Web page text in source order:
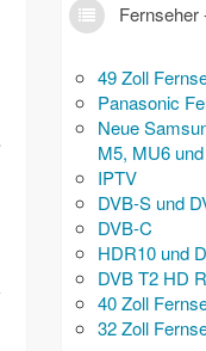
Fernseher
49 Zoll
Panasonic
Neue
M5, MU6
IPTV
DVB-S und
DVB-C
HDR10 und
DVB T2 HD
40 Zoll
32 Zoll